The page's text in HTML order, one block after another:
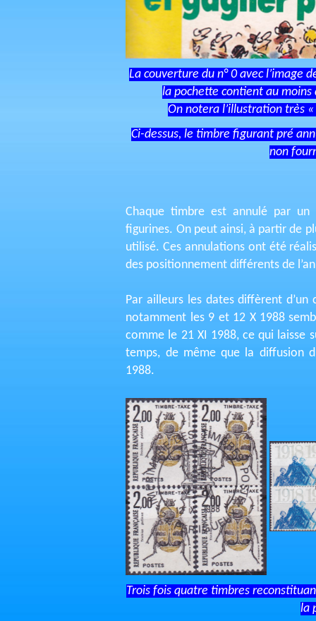
La couverture du n° 0 avec l’image
la pochette contient au
On notera l’illustration très
Ci-dessus, le timbre figurant pré
non
Chaque timbre est annulé par
figurines. On peut ainsi, à partir de
utilisé. Ces annulations ont été
des positionnement différents de
Par ailleurs les dates diffèrent d’un
notamment les 9 et 12 X 1988
comme le 21 XI 1988, ce qui laisse
temps, de même que la diffusion
1988.
Trois fois quatre timbres
la